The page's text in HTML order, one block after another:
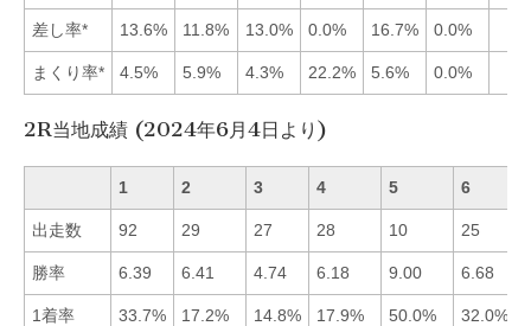
差し率* 13.6% 11.8% 13.0% 0.0% 16.7% 0.0%
まくり率* 4.5% 5.9% 4.3% 22.2% 5.6% 0.0%
2R当地成績 (2024年6月4日より)
1 2 3 4 5 6
出走数 92 29 27 28 10 25
勝率 6.39 6.41 4.74 6.18 9.00 6.68
1着率 33.7% 17.2% 14.8% 17.9% 50.0% 32.0%